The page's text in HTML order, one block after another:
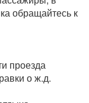
обращайтесь к
проезда
о ж.д.